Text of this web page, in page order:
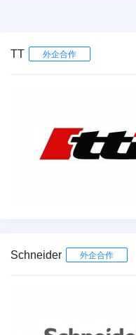
TT 外企合作
Schneider 外企合作